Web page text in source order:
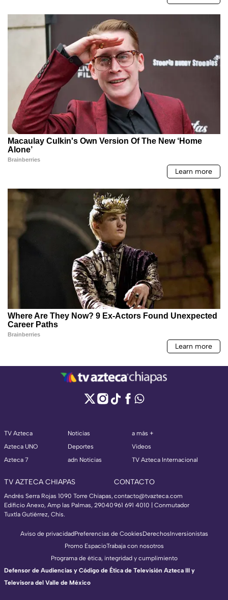
TV Azteca
Azteca UNO
Azteca 7
Noticias
Deportes
adn Noticias
a más +
Videos
TV Azteca Internacional
TV AZTECA CHIAPAS
Andrés Serra Rojas 1090 Torre Chiapas,
Edificio Anexo, Amp las Palmas, 29040
Tuxtla Gutiérrez, Chis.
CONTACTO
contacto@tvazteca.com
961 691 4010 | Conmutador
Aviso de privacidadPreferencias de CookiesDerechosInversionistas
Promo EspacioTrabaja con nosotros
Programa de ética, integridad y cumplimiento
Defensor de Audiencias y Código de Ética de Televisión Azteca III y
Televisora del Valle de México